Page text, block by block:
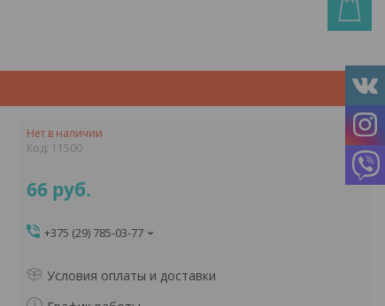
Нет в наличии
Код: 11500
66 руб.
+375 (29) 785-03-77
Условия оплаты и доставки